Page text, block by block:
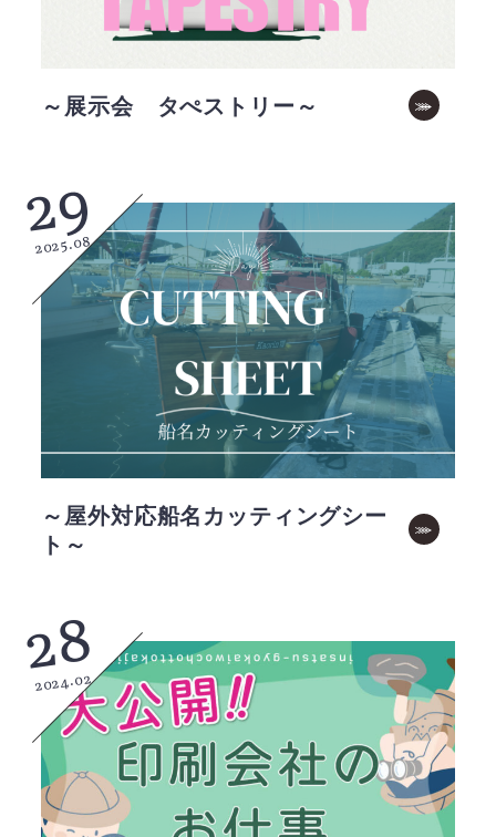
～展示会 タぺストリー～
29
2025.08
～屋外対応船名カッティングシー
ト～
28
2024.02